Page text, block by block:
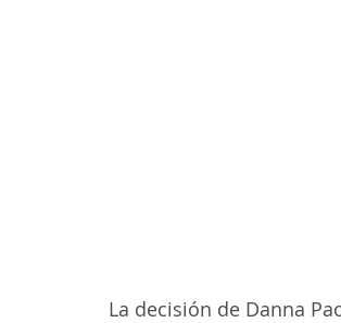
La decisión de Danna